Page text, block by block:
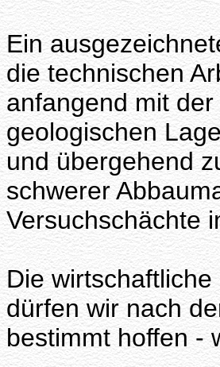
Ein
die technischen
anfangend mit
geologischen
und übergehend
schwerer
Versuchschächte
Die
dürfen wir nach
bestimmt hoffen -